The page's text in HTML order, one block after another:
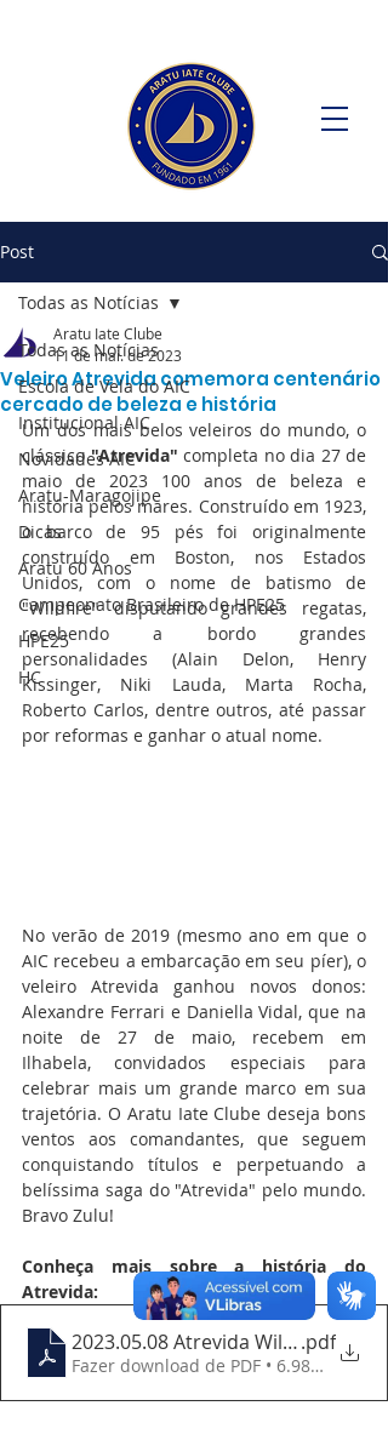
Post
Todas as Notícias
Escola de Vela do AIC
Institucional AIC
Novidades AIC
Aratu-Maragojipe
Dicas
Aratu 60 Anos
Campeonato Brasileiro de HPE25
HPE25
HC
Todas as Notícias
Veleiro Atrevida comemora centenário
cercado de beleza e história
Aratu Iate Clube
11 de mai. de 2023
Um dos mais belos veleiros do mundo, o
clássico "Atrevida" completa no dia 27 de
maio de 2023 100 anos de beleza e
história pelos mares. Construído em 1923,
o barco de 95 pés foi originalmente
construído em Boston, nos Estados
Unidos, com o nome de batismo de
"Wildfire" disputando grandes regatas,
recebendo a bordo grandes
personalidades (Alain Delon, Henry
Kissinger, Niki Lauda, Marta Rocha,
Roberto Carlos, dentre outros, até passar
por reformas e ganhar o atual nome.
No verão de 2019 (mesmo ano em que o
AIC recebeu a embarcação em seu píer), o
veleiro Atrevida ganhou novos donos:
Alexandre Ferrari e Daniella Vidal, que na
noite de 27 de maio, recebem em
Ilhabela, convidados especiais para
celebrar mais um grande marco em sua
trajetória. O Aratu Iate Clube deseja bons
ventos aos comandantes, que seguem
conquistando títulos e perpetuando a
belíssima saga do "Atrevida" pelo mundo.
Bravo Zulu!
Conheça mais sobre a história do
Atrevida:
2023.05.08 Atrevida Wildfire 100
.pdf
Fazer download de PDF • 6.98MB